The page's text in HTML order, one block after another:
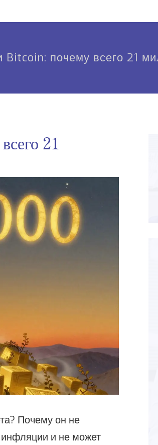
Bitcoin: почему всего 21
21
Почему он не
и не может